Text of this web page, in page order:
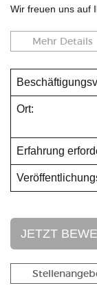
Wir freuen uns auf
Mehr Details
Ort:
Erfahrung
JETZT